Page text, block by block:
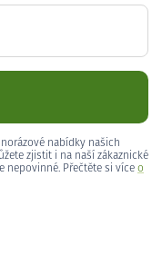
nabídky našich
zjistit i na naší zákaznické
nepovinné. Přečtěte si více o